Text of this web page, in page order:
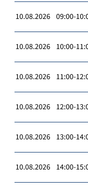
10.08.2026 09:00-
10.08.2026 10:00-
10.08.2026 11:00-
10.08.2026 12:00-
10.08.2026 13:00-
10.08.2026 14:00-